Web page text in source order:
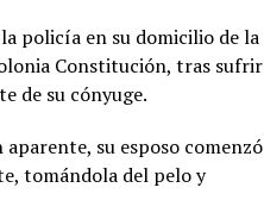
policía en su domicilio de la
Constitución, tras sufrir
de su cónyuge.
su esposo comenzó
tomándola del pelo y